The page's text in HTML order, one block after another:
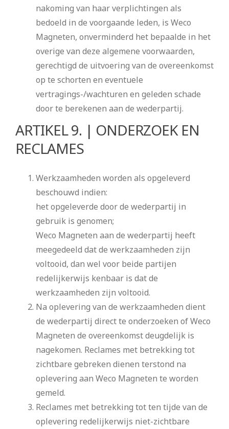
nakoming van haar verplichtingen als
bedoeld in de voorgaande leden, is Weco
Magneten, onverminderd het bepaalde in het
overige van deze algemene voorwaarden,
gerechtigd de uitvoering van de overeenkomst
op te schorten en eventuele
vertragings-/wachturen en geleden schade
door te berekenen aan de wederpartij.
ARTIKEL 9. | ONDERZOEK EN
RECLAMES
Werkzaamheden worden als opgeleverd
beschouwd indien:
het opgeleverde door de wederpartij in
gebruik is genomen;
Weco Magneten aan de wederpartij heeft
meegedeeld dat de werkzaamheden zijn
voltooid, dan wel voor beide partijen
redelijkerwijs kenbaar is dat de
werkzaamheden zijn voltooid.
Na oplevering van de werkzaamheden dient
de wederpartij direct te onderzoeken of Weco
Magneten de overeenkomst deugdelijk is
nagekomen. Reclames met betrekking tot
zichtbare gebreken dienen terstond na
oplevering aan Weco Magneten te worden
gemeld.
Reclames met betrekking tot ten tijde van de
oplevering redelijkerwijs niet-zichtbare